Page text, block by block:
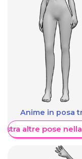
Anime in posa
altre pose nella